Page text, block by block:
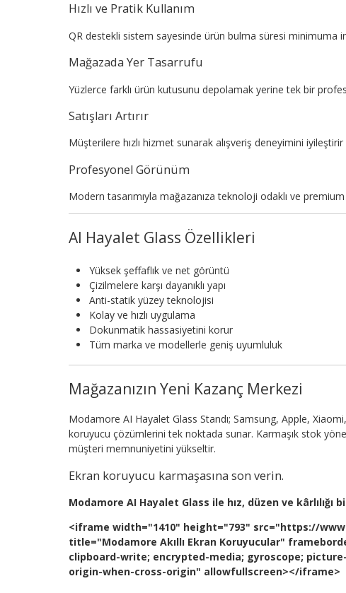
Hızlı ve Pratik Kullanım
QR destekli sistem sayesinde ürün bulma süresi minimuma
Mağazada Yer Tasarrufu
Yüzlerce farklı ürün kutusunu depolamak yerine tek bir
Satışları Artırır
Müşterilere hızlı hizmet sunarak alışveriş deneyimini iyileştirir
Profesyonel Görünüm
Modern tasarımıyla mağazanıza teknoloji odaklı ve
AI Hayalet Glass Özellikleri
Yüksek şeffaflık ve net görüntü
Çizilmelere karşı dayanıklı yapı
Anti-statik yüzey teknolojisi
Kolay ve hızlı uygulama
Dokunmatik hassasiyetini korur
Tüm marka ve modellerle geniş uyumluluk
Mağazanızın Yeni Kazanç Merkezi
Modamore AI Hayalet Glass Standı; Samsung, Apple,
koruyucu çözümlerini tek noktada sunar. Karmaşık stok
müşteri memnuniyetini yükseltir.
Ekran koruyucu karmaşasına son verin.
Modamore AI Hayalet Glass ile hız, düzen ve kârlılığı
<iframe width="1410" height="793" src="https://
title="Modamore Akıllı Ekran Koruyucular"
clipboard-write; encrypted-media; gyroscope;
origin-when-cross-origin" allowfullscreen></iframe>